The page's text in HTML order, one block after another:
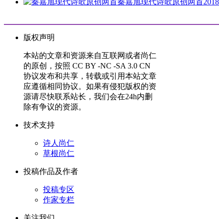
秦嘉旭现代诗歌原创两首
版权声明
本站的文章和资源来自互联网或者尚仁
的原创，按照 CC BY -NC -SA 3.0 CN
协议发布和共享，转载或引用本站文章
应遵循相同协议。如果有侵犯版权的资
源请尽快联系站长，我们会在24h内删
除有争议的资源。
技术支持
诗人尚仁
草根尚仁
投稿作品及作者
投稿专区
作家专栏